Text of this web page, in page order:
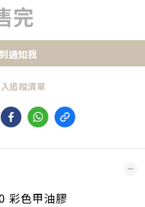
完
通知我
追蹤清單
彩色甲油膠